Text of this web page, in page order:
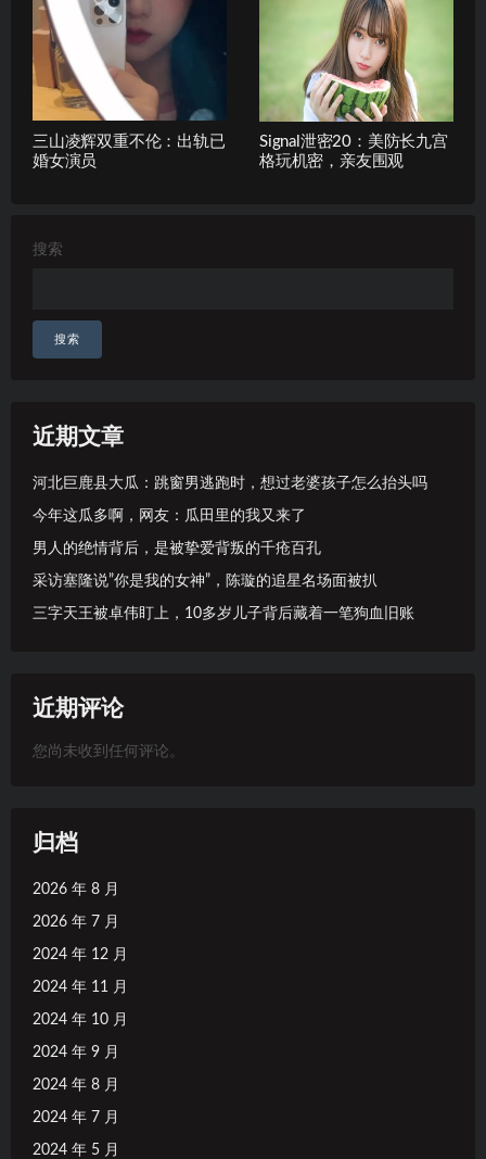
三山凌辉双重不伦：出轨已
婚女演员
Signal泄密20：美防长九宫
格玩机密，亲友围观
搜索
搜索
近期文章
河北巨鹿县大瓜：跳窗男逃跑时，想过老婆孩子怎么抬头吗
今年这瓜多啊，网友：瓜田里的我又来了
男人的绝情背后，是被挚爱背叛的千疮百孔
采访塞隆说”你是我的女神”，陈璇的追星名场面被扒
三字天王被卓伟盯上，10多岁儿子背后藏着一笔狗血旧账
近期评论
您尚未收到任何评论。
归档
2026 年 8 月
2026 年 7 月
2024 年 12 月
2024 年 11 月
2024 年 10 月
2024 年 9 月
2024 年 8 月
2024 年 7 月
2024 年 5 月